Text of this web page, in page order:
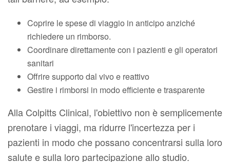
Coprire le spese di viaggio in anticipo anziché
richiedere un rimborso.
Coordinare direttamente con i pazienti e gli operatori
sanitari
Offrire supporto dal vivo e reattivo
Gestire i rimborsi in modo efficiente e trasparente
Alla Colpitts Clinical, l'obiettivo non è semplicemente
prenotare i viaggi, ma ridurre l'incertezza per i
pazienti in modo che possano concentrarsi sulla loro
salute e sulla loro partecipazione allo studio.